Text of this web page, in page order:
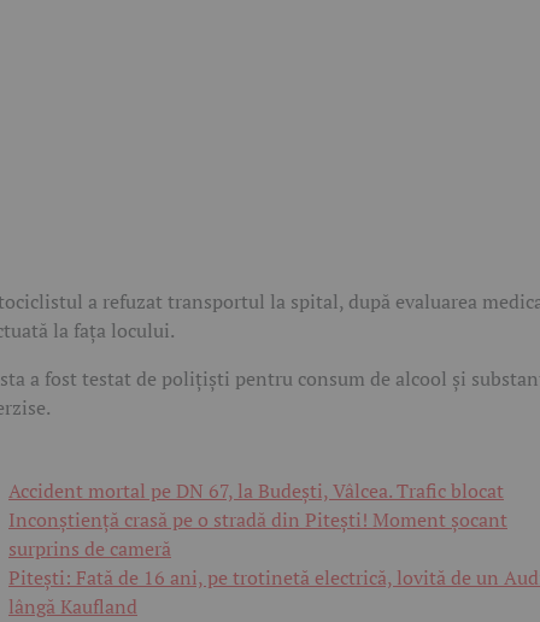
a refuzat transportul la spital, după evaluarea
la fața locului.
a fost testat de polițiști pentru consum de alcool și
Accident mortal pe DN 67, la Budești, Vâlcea. Trafic blocat
Inconștiență crasă pe o stradă din Pitești! Moment șocant
surprins de cameră
Pitești: Fată de 16 ani, pe trotinetă electrică, lovită de un
lângă Kaufland